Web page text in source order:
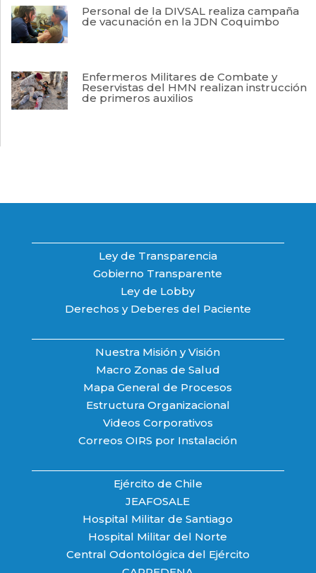
Personal de la DIVSAL realiza campaña
de vacunación en la JDN Coquimbo
Enfermeros Militares de Combate y
Reservistas del HMN realizan instrucción
de primeros auxilios
Ley de Transparencia
Gobierno Transparente
Ley de Lobby
Derechos y Deberes del Paciente
Nuestra Misión y Visión
Macro Zonas de Salud
Mapa General de Procesos
Estructura Organizacional
Videos Corporativos
Correos OIRS por Instalación
Ejército de Chile
JEAFOSALE
Hospital Militar de Santiago
Hospital Militar del Norte
Central Odontológica del Ejército